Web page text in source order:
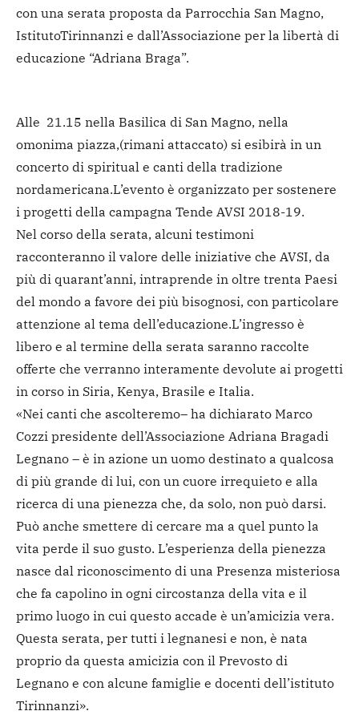
con una serata proposta da Parrocchia San Magno,
IstitutoTirinnanzi e dall’Associazione per la libertà di
educazione “Adriana Braga”.
Alle 21.15 nella Basilica di San Magno, nella
omonima piazza,(rimani attaccato) si esibirà in un
concerto di spiritual e canti della tradizione
nordamericana.L’evento è organizzato per sostenere
i progetti della campagna Tende AVSI 2018-19.
Nel corso della serata, alcuni testimoni
racconteranno il valore delle iniziative che AVSI, da
più di quarant’anni, intraprende in oltre trenta Paesi
del mondo a favore dei più bisognosi, con particolare
attenzione al tema dell’educazione.L’ingresso è
libero e al termine della serata saranno raccolte
offerte che verranno interamente devolute ai progetti
in corso in Siria, Kenya, Brasile e Italia.
«Nei canti che ascolteremo– ha dichiarato Marco
Cozzi presidente dell’Associazione Adriana Bragadi
Legnano – è in azione un uomo destinato a qualcosa
di più grande di lui, con un cuore irrequieto e alla
ricerca di una pienezza che, da solo, non può darsi.
Può anche smettere di cercare ma a quel punto la
vita perde il suo gusto. L’esperienza della pienezza
nasce dal riconoscimento di una Presenza misteriosa
che fa capolino in ogni circostanza della vita e il
primo luogo in cui questo accade è un’amicizia vera.
Questa serata, per tutti i legnanesi e non, è nata
proprio da questa amicizia con il Prevosto di
Legnano e con alcune famiglie e docenti dell’istituto
Tirinnanzi».